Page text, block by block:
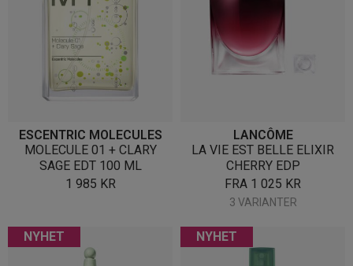
ESCENTRIC MOLECULES
MOLECULE 01 + CLARY
SAGE EDT 100 ML
1 985 KR
LANCÔME
LA VIE EST BELLE ELIXIR
CHERRY EDP
FRA 1 025 KR
3 VARIANTER
NYHET NYHET